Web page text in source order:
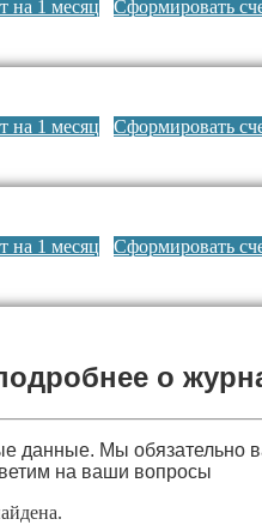
на 1 месяц Сформировать
на 1 месяц Сформировать
на 1 месяц Сформировать
о
данные. Мы обязательно
на ваши вопросы